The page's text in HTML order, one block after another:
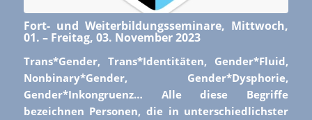
Fort- und Weiterbildungsseminare, Mittwoch,
01. – Freitag, 03. November 2023
Trans*Gender, Trans*Identitäten, Gender*Fluid,
Nonbinary*Gender, Gender*Dysphorie,
Gender*Inkongruenz… Alle diese Begriffe
bezeichnen Personen, die in unterschiedlichster